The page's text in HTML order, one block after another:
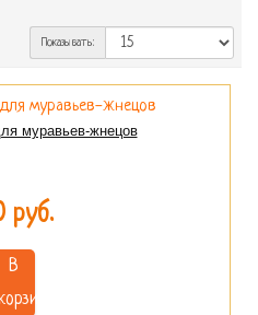
Показывать:
муравьев-жнецов
руб.
В